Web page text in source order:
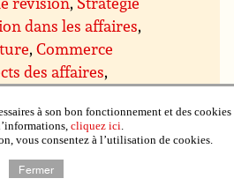
dans les affaires,
,Commerce
des affaires,
sociale,Esprit
et environnement ;
dans les affaires
à son bon fonctionnement et des cookies
cliquez ici.
vous consentez à l’utilisation de cookies.
Fermer